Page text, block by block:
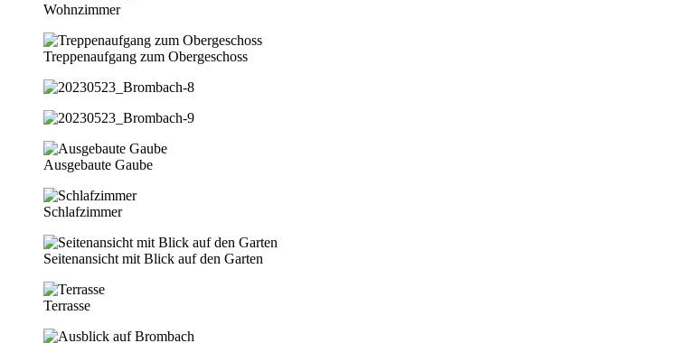
Wohnzimmer
Treppenaufgang zum Obergeschoss
Ausgebaute Gaube
Schlafzimmer
Seitenansicht mit Blick auf den Garten
Terrasse